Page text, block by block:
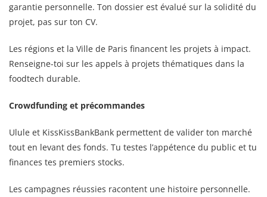
garantie personnelle. Ton dossier est évalué sur la solidité du
projet, pas sur ton CV.
Les régions et la Ville de Paris financent les projets à impact.
Renseigne-toi sur les appels à projets thématiques dans la
foodtech durable.
Crowdfunding et précommandes
Ulule et KissKissBankBank permettent de valider ton marché
tout en levant des fonds. Tu testes l’appétence du public et tu
finances tes premiers stocks.
Les campagnes réussies racontent une histoire personnelle.